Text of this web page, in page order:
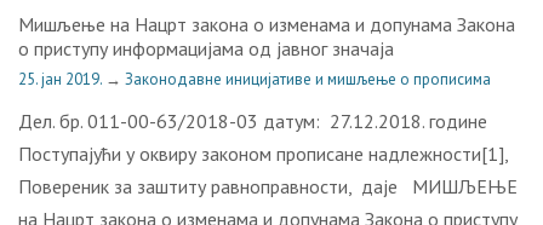
Мишљење на Нацрт закона о изменама и допунама Закона
о приступу информацијама од јавног значаја
25. јан 2019. → Законодавне иницијативе и мишљење о прописима
Дел. бр. 011-00-63/2018-03 датум: 27.12.2018. године
Поступајући у оквиру законом прописане надлежности[1],
Повереник за заштиту равноправности, даје МИШЉЕЊЕ
на Нацрт закона о изменама и допунама Закона о приступу